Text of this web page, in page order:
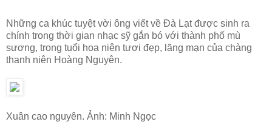
Những ca khúc tuyệt vời ông viết về Đà Lạt được sinh ra
chính trong thời gian nhạc sỹ gắn bó với thành phố mù
sương, trong tuổi hoa niên tươi đẹp, lãng mạn của chàng
thanh niên Hoàng Nguyên.
Xuân cao nguyên. Ảnh: Minh Ngọc